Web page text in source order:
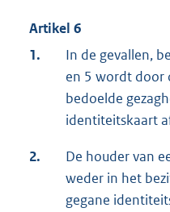
Artikel 6
1.
In de gevallen,
en 5 wordt door
bedoelde
identiteitskaart
2.
De houder van
weder in het
gegane